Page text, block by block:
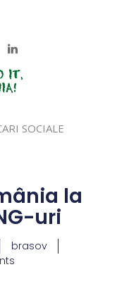
SOCIALE
la
uri
brasov